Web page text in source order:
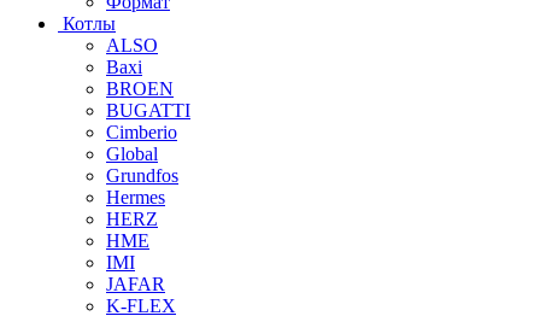
Котлы
ALSO
Baxi
BROEN
BUGATTI
Cimberio
Global
Grundfos
Hermes
HERZ
HME
IMI
JAFAR
K-FLEX